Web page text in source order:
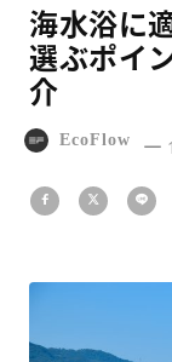
海水浴に
選ぶポイ
介
EcoFlow